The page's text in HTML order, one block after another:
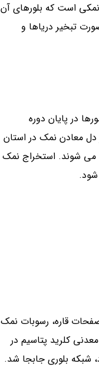
است که بلورهای آن
تبخیر دریاها و
در پایان دوره
دل معادن نمک در استان
می شوند. استخراج نمک
شود.
قاره، رسوبات نمک
کلرید پتاسیم در
شبکه بلوری جابجا شد.